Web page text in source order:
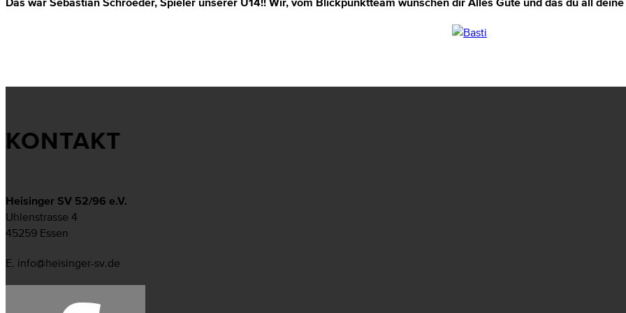
KONTAKT
Heisinger SV 52/96 e.V.
Uhlenstrasse 4
45259 Essen
E. info@heisinger-sv.de